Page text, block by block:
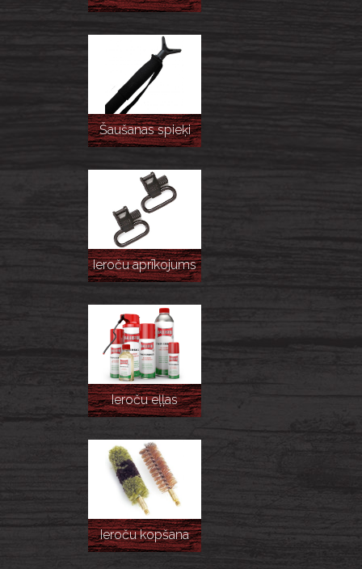
Šaušanas spieķi
Ieroču aprīkojums
Ieroču eļļas
Ieroču kopšana